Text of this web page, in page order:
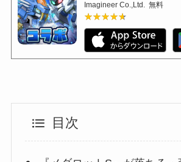
Imagineer Co.,Ltd. 無料
★★★★★
★★★★★
目次